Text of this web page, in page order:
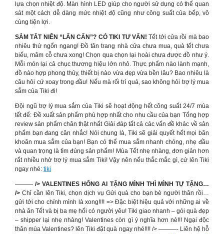
lựa chọn nhiệt độ. Màn hình LED giúp cho người sử dụng có thể quan
sát một cách dễ dàng mức nhiệt độ cũng như công suất của bếp, vô
cùng tiện lợi.
SẮM TẤT NIÊN “LẤN CẤN”? CÓ TIKI TƯ VẤN!Tết tới cửa rồi mà bao
nhiêu thứ ngổn ngang! Đồ tân trang nhà cửa chưa mua, quà tết chưa
biếu, mâm cỗ chưa xong! Chọn qua chọn lại hoài chưa được đồ như ý.
Mỗi món lại cả chục thương hiệu lớn nhỏ. Thực phẩm nào lành mạnh,
đồ nào hợp phong thủy, thiết bị nào vừa đẹp vừa bền lâu? Bao nhiêu là
câu hỏi cứ xoay trong đầu! Nếu mà rối trí quá, sao không hỏi trợ lý mua
sắm của Tiki đi!
Đội ngũ trợ lý mua sắm của Tiki sẽ hoạt động hết công suất 24/7 mùa
tết để: Đề xuất sản phẩm phù hợp nhất cho nhu cầu của bạn Tổng hợp
review sản phẩm chân thật nhất Giải đáp tất cả các vấn đề khác về sản
phẩm bạn đang cân nhắc! Nói chung là, Tiki sẽ giải quyết hết mọi băn
khoăn mua sắm của bạn! Bạn có thể mua sắm nhanh chóng, nhẹ đầu
và quan trọng là tìm đúng sản phẩm! Mùa Tết nhẹ nhàng, đơn giản hơn
rất nhiều nhờ trợ lý mua sắm Tiki! Vậy nên nếu thắc mắc gì, cứ lên Tiki
ngay nhé: tiki
———/> VALENTINES HỔNG AI TẶNG MÌNH THÌ MÌNH TỰ TẶNG…
/> Chỉ cần lên Tiki, chọn dịch vụ Gửi quà cho bạn bè người thân rồi…
gửi tới cho chính mình là xong!!!! => Đặc biệt hiệu quả với những ai về
nhà ăn Tết và bị ba mẹ hối có người yêu! Tiki giao nhanh – gói quà đẹp
– shipper lại nhẹ nhàng! Valentines còn gì ý nghĩa hơn nè!!! Ngại độc
thân mùa Valentines? lên Tiki đặt quà ngay nhé!!!! /> ———- Liên hệ hỗ